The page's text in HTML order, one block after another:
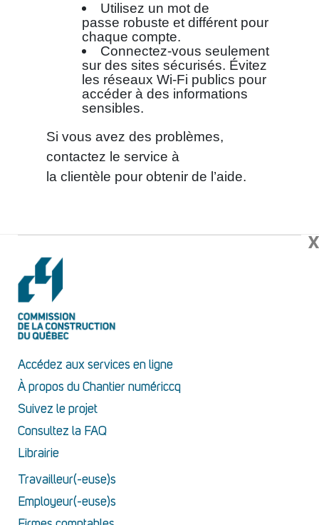
Utilisez un mot de
passe robuste et différent pour
chaque compte.
Connectez-vous seulement
sur des sites sécurisés. Évitez
les réseaux Wi-Fi publics pour
accéder à des informations
sensibles.
Si vous avez des problèmes,
contactez le service à
la clientèle pour obtenir de l’aide.
X
Accédez aux services en ligne
À propos du Chantier numériccq
Suivez le projet
Consultez la FAQ
Librairie
Travailleur(-euse)s
Employeur(-euse)s